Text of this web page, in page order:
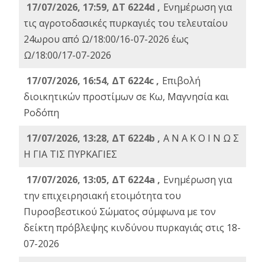
17/07/2026, 17:59, ΔΤ 6224d , Ενημέρωση για
τις αγροτοδασικές πυρκαγιές του τελευταίου
24ωρου από Ω/18:00/16-07-2026 έως
Ω/18:00/17-07-2026
17/07/2026, 16:54, ΔΤ 6224c , Επιβολή
διοικητικών προστίμων σε Κω, Μαγνησία και
Ροδόπη
17/07/2026, 13:28, ΔΤ 6224b , Α Ν Α Κ Ο Ι Ν Ω Σ
Η ΓΙΑ ΤΙΣ ΠΥΡΚΑΓΙΕΣ
17/07/2026, 13:05, ΔΤ 6224a , Ενημέρωση για
την επιχειρησιακή ετοιμότητα του
Πυροσβεστικού Σώματος σύμφωνα με τον
δείκτη πρόβλεψης κινδύνου πυρκαγιάς στις 18-
07-2026